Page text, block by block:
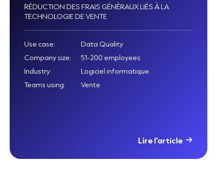
RÉDUCTION DES FRAIS GÉNÉRAUX LIÉS À LA
TECHNOLOGIE DE VENTE
Use case:
Data Quality
Company size:
51-200 employees
Industry:
Logiciel informatique
Teams using:
Vente
Lire l'article